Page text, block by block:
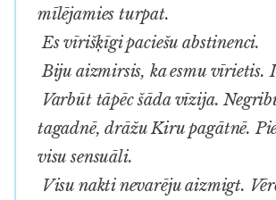
mīlējamies turpat.
Es vīrišķīgi paciešu abstinenci.
Biju aizmirsis, ka esmu vīrietis.
Varbūt tāpēc šāda vīzija.
tagadnē, drāžu Kiru pagātnē.
visu sensuāli.
Visu nakti nevarēju aizmigt.